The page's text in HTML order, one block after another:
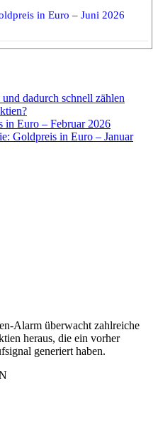
in Euro – Juni 2026
dadurch schnell zählen
in Euro – Februar 2026
Goldpreis in Euro – Januar
Alarm überwacht zahlreiche
heraus, die ein vorher
generiert haben.